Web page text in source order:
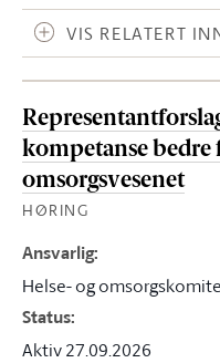
VIS RELATERT
kompetanse bedre
omsorgsvesenet
HØRING
Ansvarlig:
Helse- og
Status:
Aktiv 27.09.2026